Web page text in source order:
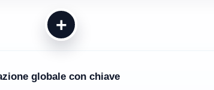
+
globale con chiave